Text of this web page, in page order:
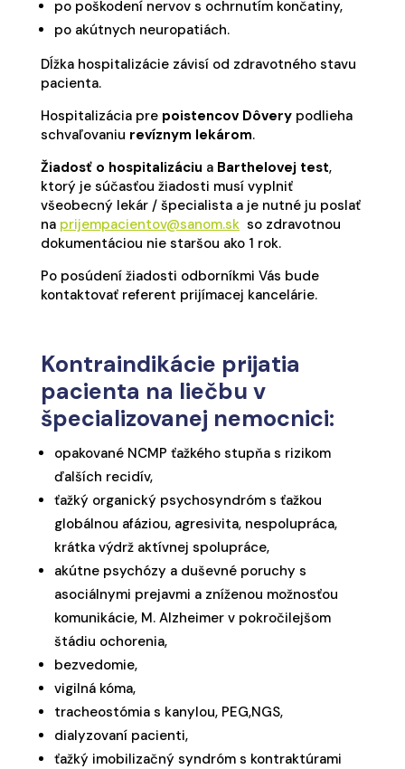
po poškodení nervov s ochrnutím končatiny,
po akútnych neuropatiách.
Dĺžka hospitalizácie závisí od zdravotného stavu
pacienta.
Hospitalizácia pre poistencov Dôverypodlieha
schvaľovaniu revíznym lekárom.
Žiadosť o hospitalizáciu a Barthelovej test,
ktorý je súčasťou žiadosti musí vyplniť
všeobecný lekár / špecialista a je nutné ju poslať
na prijempacientov@sanom.skso zdravotnou
dokumentáciou nie staršou ako 1 rok.
Po posúdení žiadosti odborníkmi Vás bude
kontaktovať referent prijímacej kancelárie.
Kontraindikácie prijatia
pacienta na liečbu v
špecializovanej nemocnici:
opakované NCMP ťažkého stupňa s rizikom
ďalších recidív,
ťažký organický psychosyndróm s ťažkou
globálnou afáziou, agresivita, nespolupráca,
krátka výdrž aktívnej spolupráce,
akútne psychózy a duševné poruchy s
asociálnymi prejavmi a zníženou možnosťou
komunikácie, M. Alzheimer v pokročilejšom
štádiu ochorenia,
bezvedomie,
vigilná kóma,
tracheostómia s kanylou, PEG,NGS,
dialyzovaní pacienti,
ťažký imobilizačný syndróm s kontraktúrami